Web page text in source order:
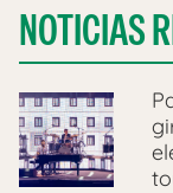
NOTICIAS